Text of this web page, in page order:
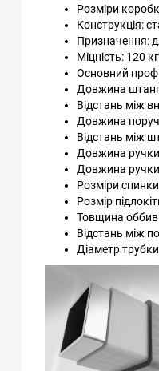
Розміри
Конструкція:
Призначення:
Міцність: 120 кг
Основний
Довжина
Відстань між
Довжина
Відстань між
Довжина
Довжина
Розміри
Розмір
Товщина
Відстань між
Діаметр